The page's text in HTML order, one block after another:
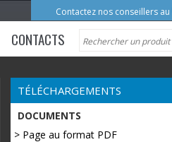
Contactez nos conseillers au
CONTACTS
TÉLÉCHARGEMENTS
DOCUMENTS
> Page au format PDF